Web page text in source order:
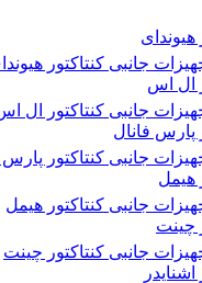
هیوندای
جانبی کنتاکتور
ال اس
جانبی کنتاکتور ال
پارس فانال
جانبی کنتاکتور پارس
هیمل
جانبی کنتاکتور هیمل
چینت
جانبی کنتاکتور چینت
اشنایدر